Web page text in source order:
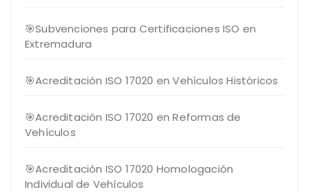
🎯Subvenciones para Certificaciones ISO en
Extremadura
🎯Acreditación ISO 17020 en Vehículos Históricos
🎯Acreditación ISO 17020 en Reformas de
Vehículos
🎯Acreditación ISO 17020 Homologación
Individual de Vehículos